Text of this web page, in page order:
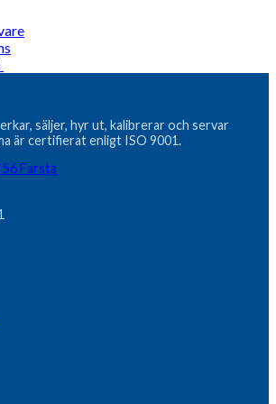
säljer, hyr ut, kalibrerar och servar
är certifierat enligt ISO 9001.
56 Farsta